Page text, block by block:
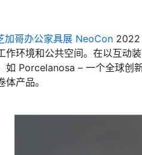
加哥办公家具展 NeoCon 2022
作环境和公共空间。在以互动
如 Porcelanosa – 一个全球创
产品。